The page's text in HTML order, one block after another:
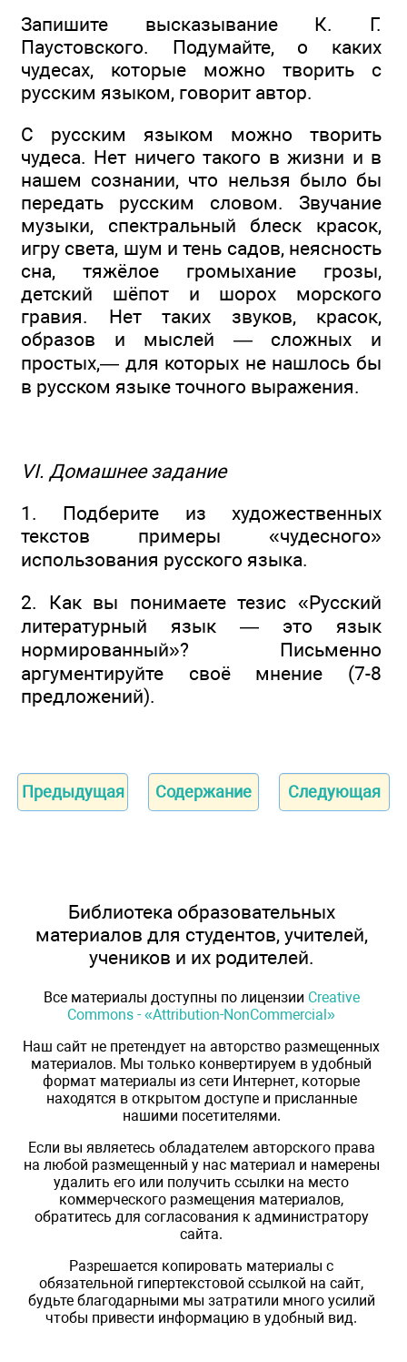
Запишите высказывание К. Г.
Паустовского. Подумайте, о каких
чудесах, которые можно творить с
русским языком, говорит автор.
С русским языком можно творить
чудеса. Нет ничего такого в жизни и в
нашем сознании, что нельзя было бы
передать русским словом. Звучание
музыки, спектральный блеск красок,
игру света, шум и тень садов, неясность
сна, тяжёлое громыхание грозы,
детский шёпот и шорох морского
гравия. Нет таких звуков, красок,
образов и мыслей — сложных и
простых,— для которых не нашлось бы
в русском языке точного выражения.
VI. Домашнее задание
1. Подберите из художественных
текстов примеры «чудесного»
использования русского языка.
2. Как вы понимаете тезис «Русский
литературный язык — это язык
нормированный»? Письменно
аргументируйте своё мнение (7-8
предложений).
Предыдущая Содержание Следующая
Библиотека образовательных
материалов для студентов, учителей,
учеников и их родителей.
Все материалы доступны по лицензии Creative
Commons - «Attribution-NonCommercial»
Наш сайт не претендует на авторство размещенных
материалов. Мы только конвертируем в удобный
формат материалы из сети Интернет, которые
находятся в открытом доступе и присланные
нашими посетителями.
Если вы являетесь обладателем авторского права
на любой размещенный у нас материал и намерены
удалить его или получить ссылки на место
коммерческого размещения материалов,
обратитесь для согласования к администратору
сайта.
Разрешается копировать материалы с
обязательной гипертекстовой ссылкой на сайт,
будьте благодарными мы затратили много усилий
чтобы привести информацию в удобный вид.